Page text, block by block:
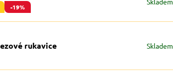
-19%
rukavice Skladem